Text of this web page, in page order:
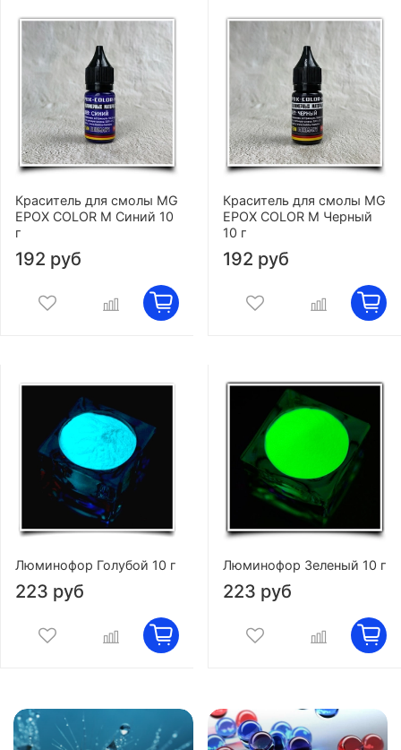
Краситель для смолы MG
EPOX COLOR M Синий 10
г
192 руб
Краситель для смолы MG
EPOX COLOR M Черный
10 г
192 руб
Люминофор Голубой 10 г
223 руб
Люминофор Зеленый 10 г
223 руб